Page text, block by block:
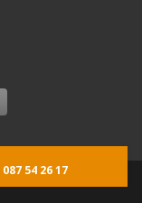
087 54 26 17